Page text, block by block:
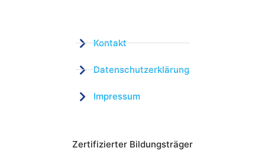
Kontakt
Datenschutzerklärung
Impressum
Zertifizierter Bildungsträger